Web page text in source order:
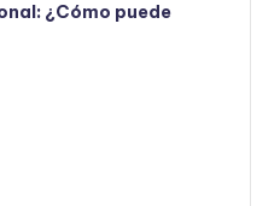
¿Cómo puede